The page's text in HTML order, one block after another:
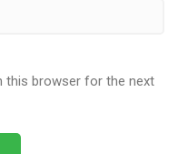
this browser for the next